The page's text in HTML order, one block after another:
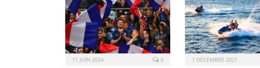
11 JUIN 2024 0 1 DÉCEMBRE 2021